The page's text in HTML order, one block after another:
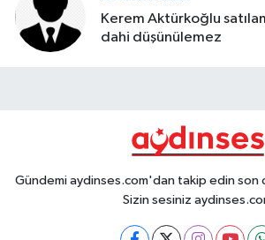
Kerem Aktürkoğlu
dahi düşünülemez
Gündemi aydinses.com'dan takip edin son
Sizin sesiniz